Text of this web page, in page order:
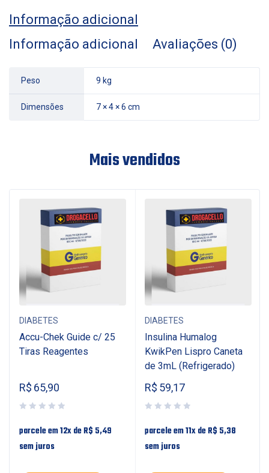
Informação adicional
Informação adicional
Avaliações (0)
Peso 9 kg
Dimensões 7 × 4 × 6 cm
Mais vendidos
DIABETES
Accu-Chek Guide c/ 25
Tiras Reagentes
R$ 65,90
parcele em 12x deR$ 5,49
sem juros
DIABETES
Insulina Humalog
KwikPen Lispro Caneta
de 3mL (Refrigerado)
R$ 59,17
parcele em 11x deR$ 5,38
sem juros